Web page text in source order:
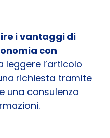
i vantaggi di
con
leggere l’articolo
richiesta tramite
una consulenza